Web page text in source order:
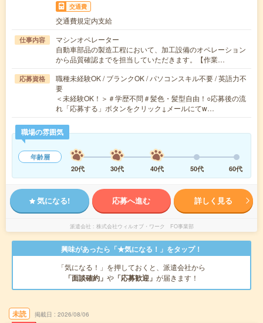
交通費
交通費規定内支給
仕事内容
マシンオペレーター
自動車部品の製造工程において、加工設備のオペレーション
から品質確認までを担当していただきます。【作業…
応募資格
職種未経験OK / ブランクOK / パソコンスキル不要 / 英語力不
要
＜未経験OK！＞＃学歴不問＃髪色・髪型自由！○応募後の流
れ「応募する」ボタンをクリック↓メールにてw…
職場の雰囲気
年齢層
20代
30代 40代 50代 60代
気になる! 応募へ進む 詳しく見る
派遣会社 株式会社ウィルオブ・ワーク FO事業部
興味があったら「★気になる！」をタップ！
「気になる！」を押しておくと、派遣会社から
「面談確約」 や 「応募歓迎」 が届きます！
未読 掲載日 2026/08/06